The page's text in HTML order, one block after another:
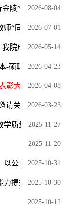
金陵”儿童暑期...
2026-08-04
“同上一堂课”...
2026-07-01
院成功举办督导...
2026-05-14
-硕联合悦读...
2026-04-23
彰大会上获佳绩
2026-04-08
关工委庄国波教...
2026-03-23
学质量进阶提升
2025-11-27
2025-11-20
公益赋能女性成...
2025-10-31
力提升沙龙活动
2025-10-30
2025-10-12